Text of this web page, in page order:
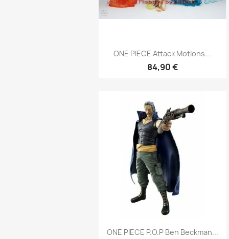
Aperçu rapide
ONE PIECE Attack Motions...
84,90 €
Aperçu rapide
ONE PIECE P.O.P Ben Beckman...